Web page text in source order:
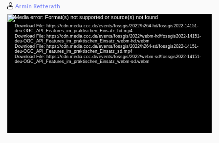
Armin Retterath
Video
Player
Media error: Format(s) not supported or source(s) not found
Download File: https://cdn.media.ccc.de/events/fossgis/2022/h264-hd/fossgis2022-14151-
deu-OGC_API_Features_im_praktischen_Einsatz_hd.mp4
Download File: https://cdn.media.ccc.de/events/fossgis/2022/webm-hd/fossgis2022-14151-
deu-OGC_API_Features_im_praktischen_Einsatz_webm-hd.webm
Download File: https://cdn.media.ccc.de/events/fossgis/2022/h264-sd/fossgis2022-14151-
deu-OGC_API_Features_im_praktischen_Einsatz_sd.mp4
Download File: https://cdn.media.ccc.de/events/fossgis/2022/webm-sd/fossgis2022-14151-
deu-OGC_API_Features_im_praktischen_Einsatz_webm-sd.webmdeu 1080p (mp4)